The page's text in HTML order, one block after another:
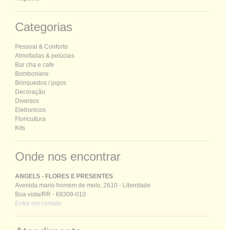
Categorias
Pessoal & Conforto
Almofadas & pelúcias
Bar cha e cafe
Bomboniere
Brinquedos / jogos
Decoração
Diversos
Eletronicos
Floricultura
Kits
Onde nos encontrar
ANGELS - FLORES E PRESENTES
Avenida mario homem de melo, 2610 - Liberdade
Boa vista/RR - 69309-010
Entre em contato